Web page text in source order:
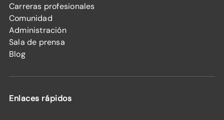
Carreras profesionales
Comunidad
Administración
Sala de prensa
Blog
Enlaces rápidos